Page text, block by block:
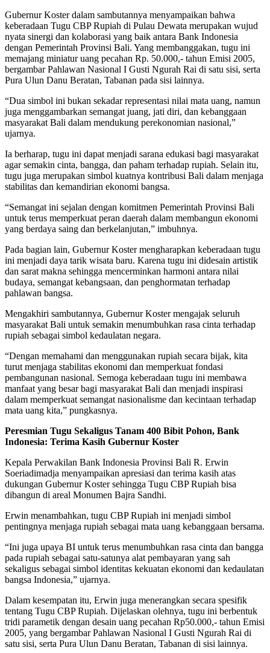
Gubernur Koster dalam sambutannya menyampaikan bahwa
keberadaan Tugu CBP Rupiah di Pulau Dewata merupakan wujud
nyata sinergi dan kolaborasi yang baik antara Bank Indonesia
dengan Pemerintah Provinsi Bali. Yang membanggakan, tugu ini
memajang miniatur uang pecahan Rp. 50.000,- tahun Emisi 2005,
bergambar Pahlawan Nasional I Gusti Ngurah Rai di satu sisi, serta
Pura Ulun Danu Beratan, Tabanan pada sisi lainnya.
“Dua simbol ini bukan sekadar representasi nilai mata uang, namun
juga menggambarkan semangat juang, jati diri, dan kebanggaan
masyarakat Bali dalam mendukung perekonomian nasional,”
ujarnya.
Ia berharap, tugu ini dapat menjadi sarana edukasi bagi masyarakat
agar semakin cinta, bangga, dan paham terhadap rupiah. Selain itu,
tugu juga merupakan simbol kuatnya kontribusi Bali dalam menjaga
stabilitas dan kemandirian ekonomi bangsa.
“Semangat ini sejalan dengan komitmen Pemerintah Provinsi Bali
untuk terus memperkuat peran daerah dalam membangun ekonomi
yang berdaya saing dan berkelanjutan,” imbuhnya.
Pada bagian lain, Gubernur Koster mengharapkan keberadaan tugu
ini menjadi daya tarik wisata baru. Karena tugu ini didesain artistik
dan sarat makna sehingga mencerminkan harmoni antara nilai
budaya, semangat kebangsaan, dan penghormatan terhadap
pahlawan bangsa.
Mengakhiri sambutannya, Gubernur Koster mengajak seluruh
masyarakat Bali untuk semakin menumbuhkan rasa cinta terhadap
rupiah sebagai simbol kedaulatan negara.
“Dengan memahami dan menggunakan rupiah secara bijak, kita
turut menjaga stabilitas ekonomi dan memperkuat fondasi
pembangunan nasional. Semoga keberadaan tugu ini membawa
manfaat yang besar bagi masyarakat Bali dan menjadi inspirasi
dalam memperkuat semangat nasionalisme dan kecintaan terhadap
mata uang kita,” pungkasnya.
Peresmian Tugu Sekaligus Tanam 400 Bibit Pohon, Bank
Indonesia: Terima Kasih Gubernur Koster
Kepala Perwakilan Bank Indonesia Provinsi Bali R. Erwin
Soeriadimadja menyampaikan apresiasi dan terima kasih atas
dukungan Gubernur Koster sehingga Tugu CBP Rupiah bisa
dibangun di areal Monumen Bajra Sandhi.
Erwin menambahkan, tugu CBP Rupiah ini menjadi simbol
pentingnya menjaga rupiah sebagai mata uang kebanggaan bersama.
“Ini juga upaya BI untuk terus menumbuhkan rasa cinta dan bangga
pada rupiah sebagai satu-satunya alat pembayaran yang sah
sekaligus sebagai simbol identitas kekuatan ekonomi dan kedaulatan
bangsa Indonesia,” ujarnya.
Dalam kesempatan itu, Erwin juga menerangkan secara spesifik
tentang Tugu CBP Rupiah. Dijelaskan olehnya, tugu ini berbentuk
tridi parametik dengan desain uang pecahan Rp50.000,- tahun Emisi
2005, yang bergambar Pahlawan Nasional I Gusti Ngurah Rai di
satu sisi, serta Pura Ulun Danu Beratan, Tabanan di sisi lainnya.